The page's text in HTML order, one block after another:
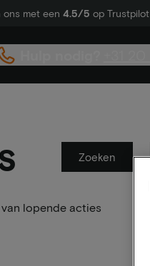
ons met een 4.5/5 op Trustpilot
Zoeken
lopende acties